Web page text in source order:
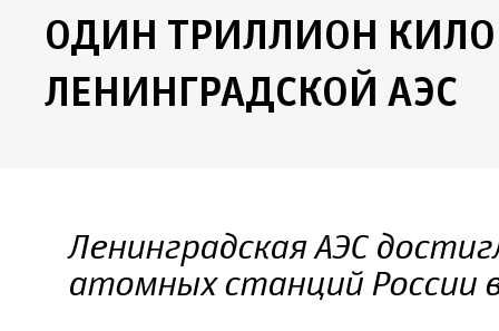
ОДИН ТРИЛЛИОН
ЛЕНИНГРАДСКОЙ АЭС
Ленинградская АЭС
атомных станций России